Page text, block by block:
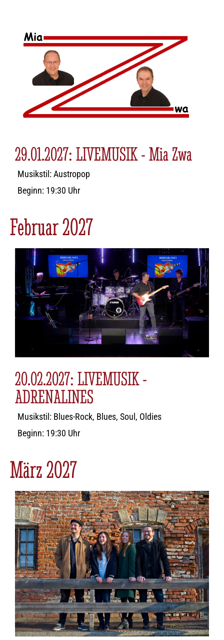
29.01.2027: LIVEMUSIK - Mia Zwa
Musikstil: Austropop
Beginn: 19:30 Uhr
Februar 2027
20.02.2027: LIVEMUSIK -
ADRENALINES
Musikstil: Blues-Rock, Blues, Soul, Oldies
Beginn: 19:30 Uhr
März 2027